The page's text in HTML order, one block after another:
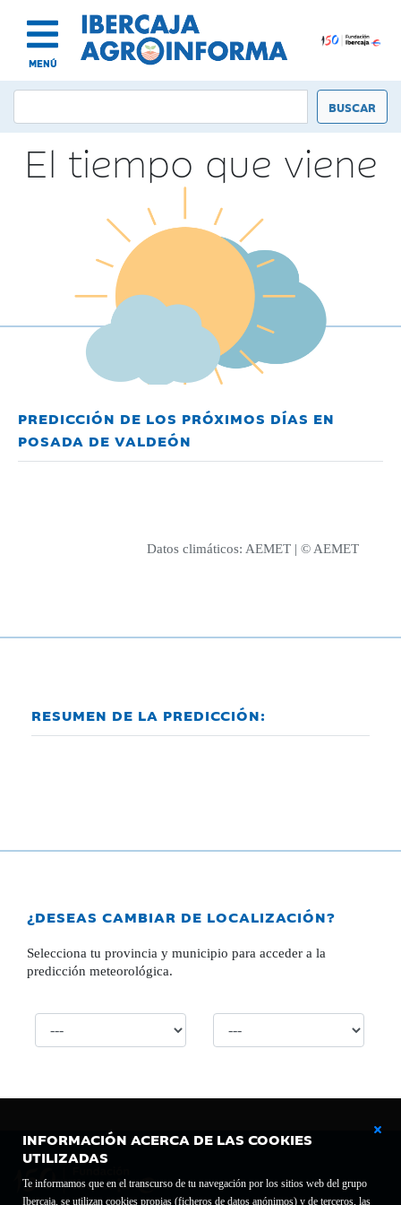
MENÚ
INFORMACIÓN ACERCA DE LAS COOKIES
UTILIZADAS
Te informamos que en el transcurso de tu navegación por los sitios web del grupo
Ibercaja, se utilizan cookies propias (ficheros de datos anónimos) y de terceros, las
El tiempo que viene
PREDICCIÓN DE LOS PRÓXIMOS DÍAS EN
POSADA DE VALDEÓN
Datos climáticos: AEMET | © AEMET
RESUMEN DE LA PREDICCIÓN:
¿DESEAS CAMBIAR DE LOCALIZACIÓN?
Selecciona tu provincia y municipio para acceder a la
predicción meteorológica.